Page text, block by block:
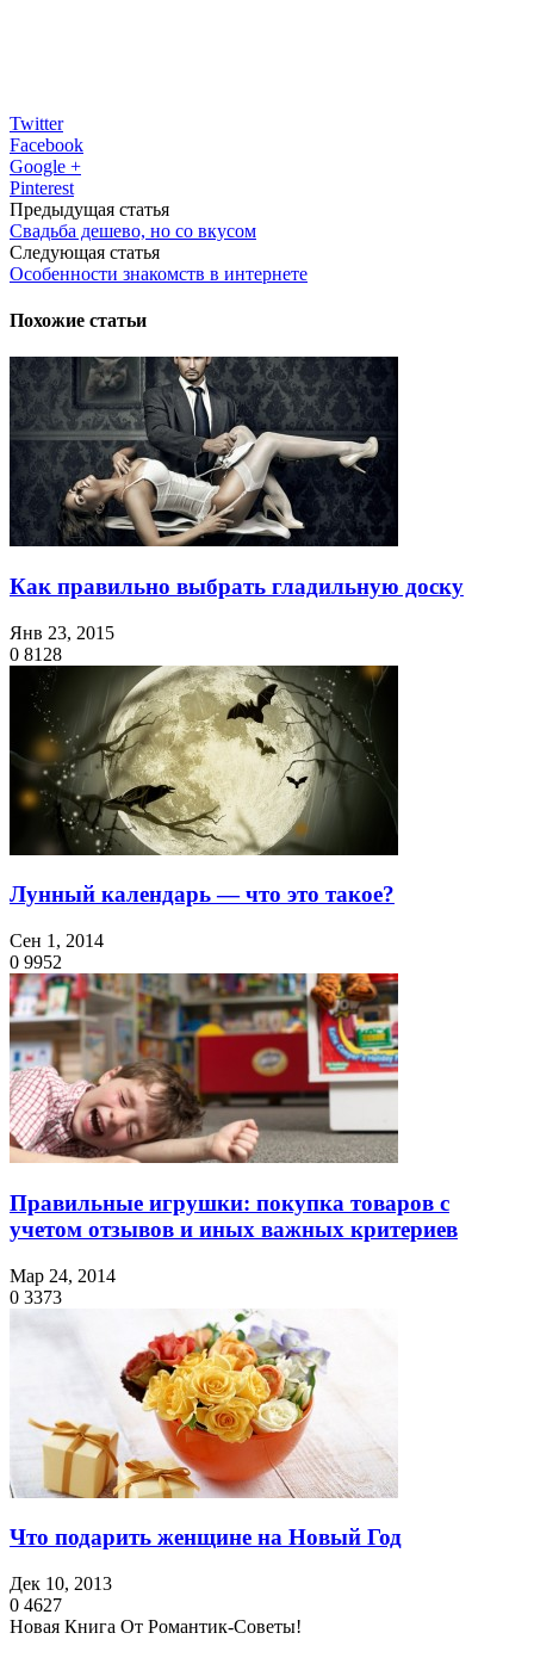
Twitter
Facebook
Google +
Pinterest
Предыдущая статья
Свадьба дешево, но со вкусом
Следующая статья
Особенности знакомств в интернете
Похожие статьи
Как правильно выбрать гладильную доску
Янв 23, 2015
0 8128
Лунный календарь — что это такое?
Сен 1, 2014
0 9952
Правильные игрушки: покупка товаров с
учетом отзывов и иных важных критериев
Мар 24, 2014
0 3373
Что подарить женщине на Новый Год
Дек 10, 2013
0 4627
Новая Книга От Романтик-Советы!